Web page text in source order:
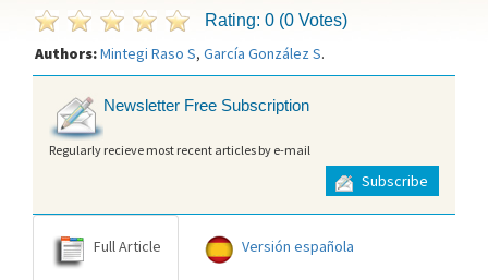
Rating: 0 (0 Votes)
Authors:Mintegi Raso S, García González S.
Newsletter Free Subscription
Regularly recieve most recent articles by e-mail
Subscribe
Full Article Versión española